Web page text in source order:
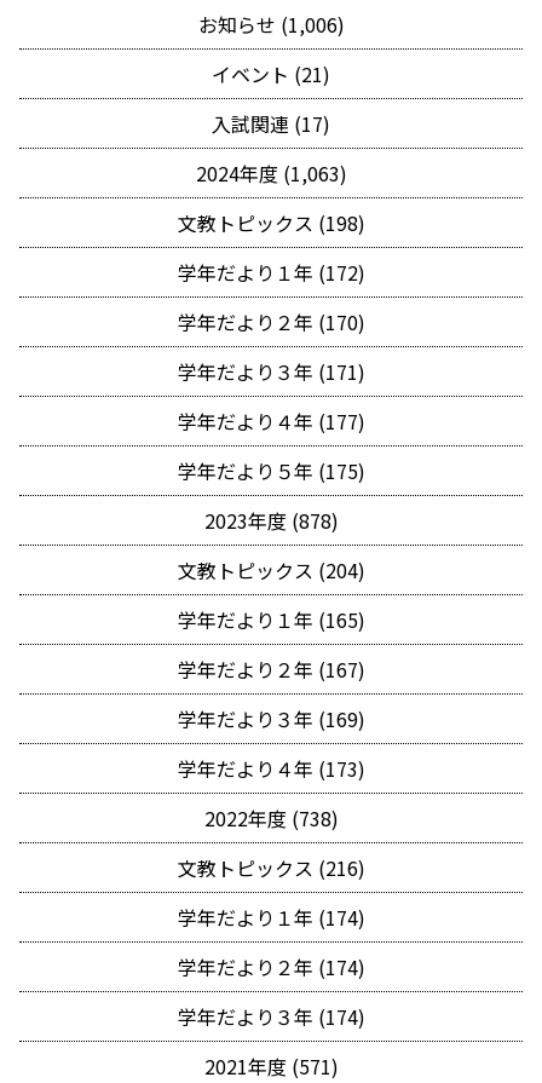
お知らせ (1,006)
イベント (21)
入試関連 (17)
2024年度 (1,063)
文教トピックス (198)
学年だより１年 (172)
学年だより２年 (170)
学年だより３年 (171)
学年だより４年 (177)
学年だより５年 (175)
2023年度 (878)
文教トピックス (204)
学年だより１年 (165)
学年だより２年 (167)
学年だより３年 (169)
学年だより４年 (173)
2022年度 (738)
文教トピックス (216)
学年だより１年 (174)
学年だより２年 (174)
学年だより３年 (174)
2021年度 (571)